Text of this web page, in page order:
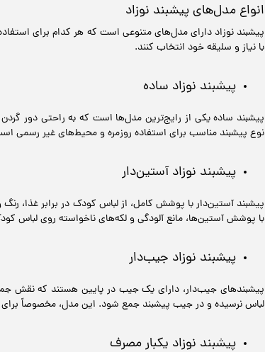
انواع مدل‌های پیشبند نوزاد
پیشبند نوزاد دارای مدل‌های متنوعی است که هر کدام برای
با نیاز و سلیقه خود انتخاب کنند.
پیشبند نوزاد ساده
پیشبند ساده یکی از رایج‌ترین مدل‌ها است که به راحتی دور
نوع پیشبند مناسب برای استفاده روزمره و محیط‌های غیر رسمی
پیشبند نوزاد آستین‌دار
پیشبند آستین‌دار با پوشش کامل، از لباس کودک در برابر
با پوشش آستین‌ها، مانع آلودگی و لکه‌های ناخواسته روی لباس
پیشبند نوزاد جیب‌دار
پیشبندهای جیب‌دار، دارای یک جیب در پایین هستند که نقش
لباس نرسیده و در جیب پیشبند جمع شود. این مدل، مخصوصاً
پیشبند نوزاد یکبار مصرف